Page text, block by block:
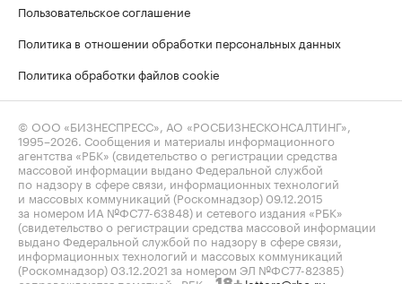
Пользовательское соглашение
Политика в отношении обработки персональных данных
Политика обработки файлов cookie
© ООО «БИЗНЕСПРЕСС», АО «РОСБИЗНЕСКОНСАЛТИНГ»,
1995–2026 . Сообщения и материалы информационного
агентства «РБК» (свидетельство о регистрации средства
массовой информации выдано Федеральной службой
по надзору в сфере связи, информационных технологий
и массовых коммуникаций (Роскомнадзор) 09.12.2015
за номером ИА №ФС77-63848) и сетевого издания «РБК»
(свидетельство о регистрации средства массовой информации
выдано Федеральной службой по надзору в сфере связи,
информационных технологий и массовых коммуникаций
(Роскомнадзор) 03.12.2021 за номером ЭЛ №ФС77-82385)